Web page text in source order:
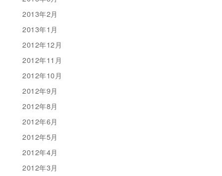
2013年2月
2013年1月
2012年12月
2012年11月
2012年10月
2012年9月
2012年8月
2012年6月
2012年5月
2012年4月
2012年3月